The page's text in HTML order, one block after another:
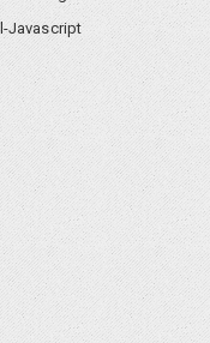
Javascript